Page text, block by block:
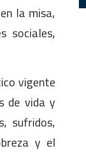
la misa,
sociales,
vigente
de vida y
sufridos,
y el